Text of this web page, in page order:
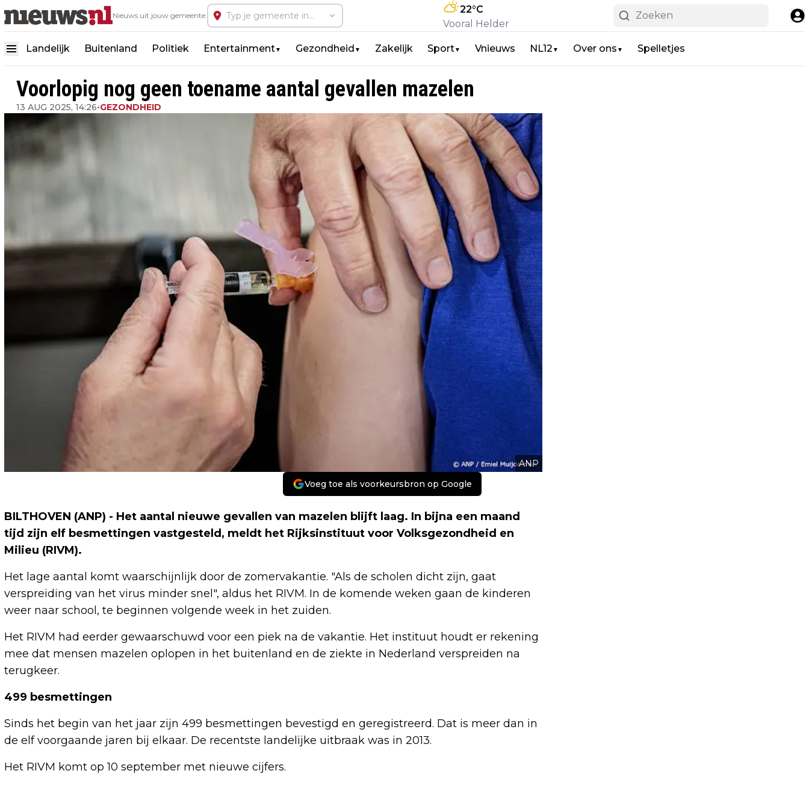
Nieuws uit jouw gemeente:
22°C
Vooral Helder
Landelijk Buitenland Politiek Entertainment▼ Gezondheid ▼ Zakelijk Sport▼ Vnieuws NL12 ▼ Over ons ▼ Spelletjes
Voorlopig nog geen toename aantal gevallen mazelen
13 AUG 2025, 14:26•GEZONDHEID
ANP
Voeg toe als voorkeursbron op Google
BILTHOVEN (ANP) - Het aantal nieuwe gevallen van mazelen blijft laag. In bijna een maand
tijd zijn elf besmettingen vastgesteld, meldt het Rijksinstituut voor Volksgezondheid en
Milieu (RIVM).
Het lage aantal komt waarschijnlijk door de zomervakantie. "Als de scholen dicht zijn, gaat
verspreiding van het virus minder snel", aldus het RIVM. In de komende weken gaan de kinderen
weer naar school, te beginnen volgende week in het zuiden.
Het RIVM had eerder gewaarschuwd voor een piek na de vakantie. Het instituut houdt er rekening
mee dat mensen mazelen oplopen in het buitenland en de ziekte in Nederland verspreiden na
terugkeer.
499 besmettingen
Sinds het begin van het jaar zijn 499 besmettingen bevestigd en geregistreerd. Dat is meer dan in
de elf voorgaande jaren bij elkaar. De recentste landelijke uitbraak was in 2013.
Het RIVM komt op 10 september met nieuwe cijfers.